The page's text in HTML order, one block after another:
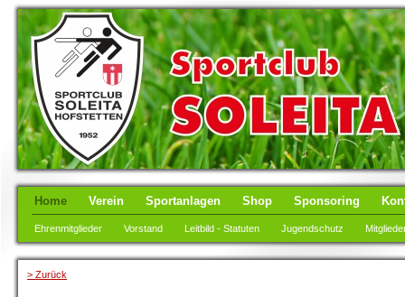
Home Verein Sportanlagen Shop Sponsoring
Ehrenmitglieder Vorstand Leitbild - Statuten Jugendschutz
> Zurück